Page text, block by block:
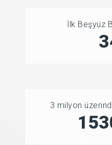
İlk Beşyüz
3 milyon